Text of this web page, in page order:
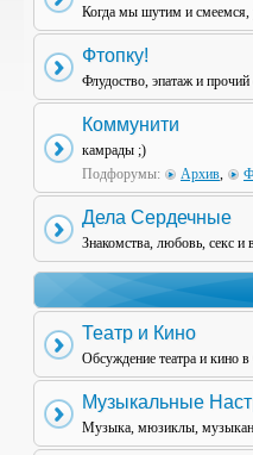
Когда мы шутим и смеемся,
Фтопку!
Флудоство, эпатаж и
Коммунити
камрады ;)
Подфорумы:
Архив,
Дела Сердечные
Знакомства, любовь, секс и
Театр и Кино
Обсуждение театра и кино
Музыкальные
Музыка, мюзиклы,